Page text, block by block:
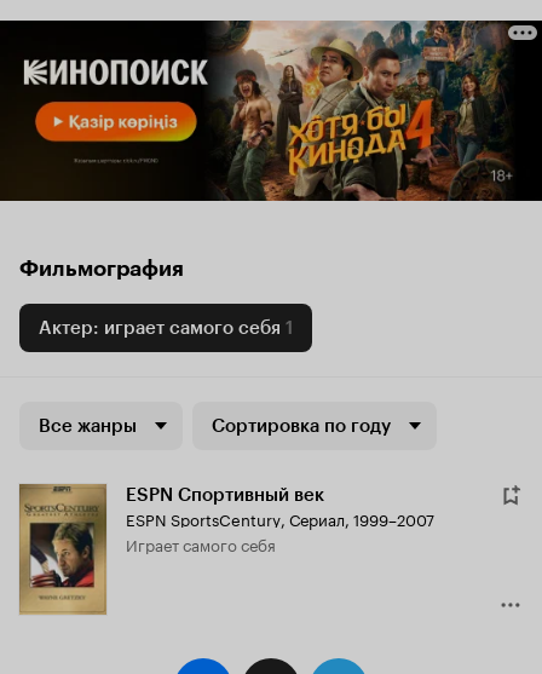
Фильмография
Актер: играет самого себя 1
Все жанры Сортировка по году
ESPN Спортивный век
ESPN SportsCentury, Сериал, 1999–2007
играет самого себя